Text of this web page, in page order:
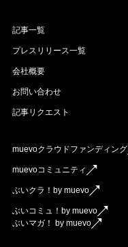
記事一覧
プレスリリース一覧
会社概要
お問い合わせ
記事リクエスト
muevoクラウドファンディング
muevoコミュニティ
ぶいクラ！by muevo
ぶいコミュ！by muevo
ぶいマガ！ by muevo